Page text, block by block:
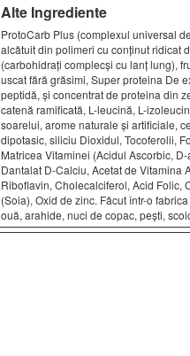
Alte Ingrediente
ProtoCarb Plus (complexul universal
alcătuit din polimeri cu conținut ridicat
(carbohidrați complecși cu lanț lung),
uscat fără grăsimi, Super proteina De
peptidă, și concentrat de proteina din
catenă ramificată, L-leucină, L-
soarelui, arome naturale și artificiale,
dipotasic, siliciu Dioxidul, Tocoferolii,
Matricea Vitaminei (Acidul Ascorbic,
Dantalat D-Calciu, Acetat de Vitamina
Riboflavin, Cholecalciferol, Acid Folic,
(Soia), Oxid de zinc. Făcut într-o
ouă, arahide, nuci de copac, pești,